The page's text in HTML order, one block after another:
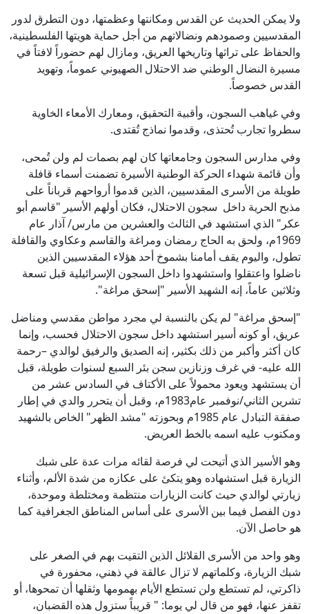
ولا يمكن الحديث عن القدس ومكانتها وعظمتها، دون التطرق لدور
المقدسيين وصمودهم ونضالاتهم من أجل حماية هويتها الفلسطينية،
والحفاظ على تراثها وتاريخها العريق، ومازال لهم حضوراً لافتاً في
مسيرة النضال الوطني ضد الاحتلال الصهيوني عموماً، وتهويد
القدس خصوصاً.
وفي غياهب السجون، وأقبية التحقيق، ومعارك الأمعاء الخاوية
سطروا تجارب تُحتذى، وقدموا نماذج تُقتدى.
وفي مدارس السجون وجامعاتها كان لهم بصمات لم ولن تُمحى،
وأن قائمة شهداء الحركة الوطنية الأسيرة تضمنت أسماء قافلة
طويلة من الأسرى المقدسيين، الذين قدموا أرواحهم قرباناً على
مذبح الحرية داخل سجون الاحتلال، فكان أولهم الأسير "قاسم أبو
عكر" الذي استشهد في الثالث والعشرين من مارس/ آذار عام
1969م، ولحق به الحاج رمضان ومراغة والقاسم وعكاوي والقافلة
تطول، واليوم يقف أمامنا بشموخ أحد هؤلاء المقدسيين الذين
ناضلوا واعتقلوا واستشهدوا داخل السجون الإسرائيلية قبل تسعة
وثلاثين عاماً، إنه الشهيد الأسير "إسحق مراغة".
"إسحق مراغة" لم يكن بالنسبة لي مجرد مواطن مقدسي ومناضل
عريق، أو كونه أسير استشهد داخل سجون الاحتلال فحسب، وإنما
كان أكثر وأكبر من ذلك بكثير، إنه الصديق والرفيق لوالدي –رحمة
الله عليه- في غرف وزنازين سجن بئر السبع لسنوات طويلة، قبل
أن يستشهد ويعود محمولاً على الأكتاف في السادس عشر من
تشرين الثاني/نوفمبر عام1983م، وقبل أن يتحرر والدي في إطار
صفقة التبادل عام 1985م وبحوزته "مشد الظهر" الخاص بالشهيد
ومكتوب عليه اسمه بالخط العريض.
وهو الأسير الذي أتيحت لي فرصة لقائه مرات عدة على شبك
الزيارة قبل استشهاده وهو يتكئ على عكازه من شدة الألم، وأثناء
زيارتي لوالدي حيث كانت الزيارات منتظمة ومختلطة وموحدة،
دون الفصل فيما بين الأسرى على أساس المناطق الجغرافية كما
هو حاصل الآن.
وهو واحد من الأسرى القلائل الذين التقيت بهم في الصغر على
شبك الزيارة، وكلماتهم لا تزال عالقة في ذهني، محفورة في
ذاكرتي، لم تستطع ولن تستطع الأيام بهمومها وثقلها أن تمحوها، أو
تقفز عنها، فهو من قال لي يوما: " قريباً ستزول هذه القضبان،